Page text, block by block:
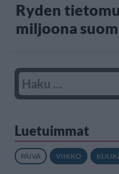
Ryden
miljoona
Luetuimmat
PÄIVÄ VIIKKO